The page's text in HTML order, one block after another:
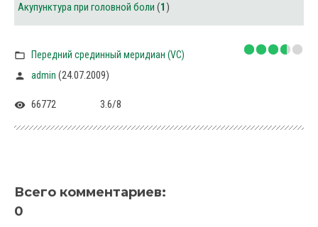
Акупунктура при головной боли (1)
Передний срединный меридиан (VC)
admin (24.07.2009)
66772 3.6/8
Всего комментариев:
0